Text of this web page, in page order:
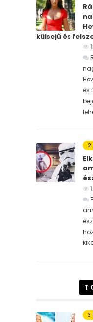
külsejű és
és
2
3